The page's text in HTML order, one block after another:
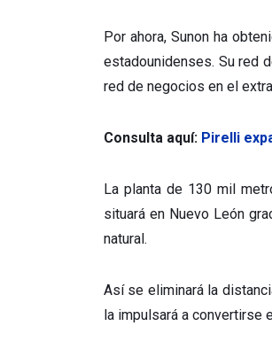
Por ahora, Sunon ha
estadounidenses. Su red
red de negocios en el
Consulta aquí: Pirelli
La planta de 130 mil
situará en Nuevo León
natural.
Así se eliminará la
la impulsará a convertirse